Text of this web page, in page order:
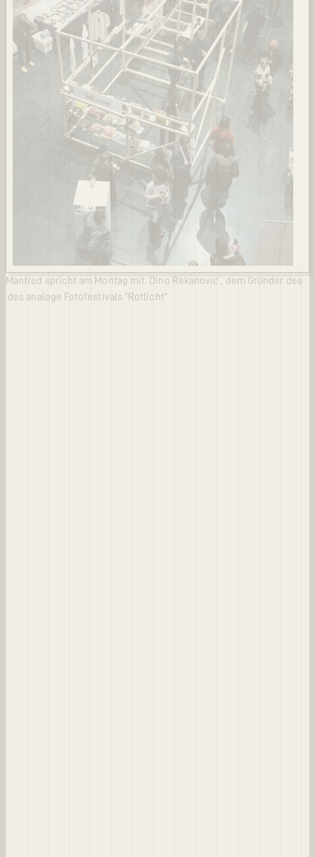
Manfred spricht am Montag mit Dino Rekanović , dem Gründer des
des analoge Fotofestivals “Rotlicht”